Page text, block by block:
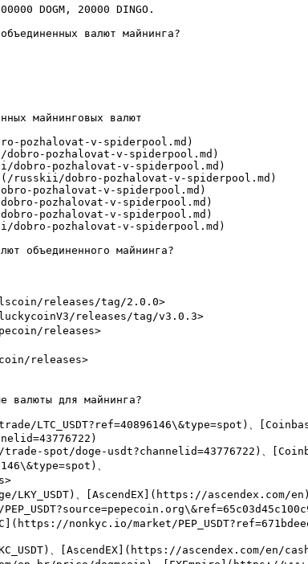
DOGM, 20000 DINGO.
валют майнинга?
майнинговых валют
v-spiderpool.md)
pozhalovat-v-spiderpool.md)
pozhalovat-v-spiderpool.md)
dobro-pozhalovat-v-spiderpool.md)
pozhalovat-v-spiderpool.md)
pozhalovat-v-spiderpool.md)
pozhalovat-v-spiderpool.md)
pozhalovat-v-spiderpool.md)
объединенного майнинга?
releases/tag/2.0.0>
releases/tag/v3.0.3>
releases>
releases>
валюты для майнинга?
LTC_USDT?ref=40896146\&type=spot)、
spot/doge-usdt?channelid=43776722)、
、
、[AscendEX](https://ascendex.com/
nonkyc.io/market/
、[AscendEX](https://ascendex.com/en/